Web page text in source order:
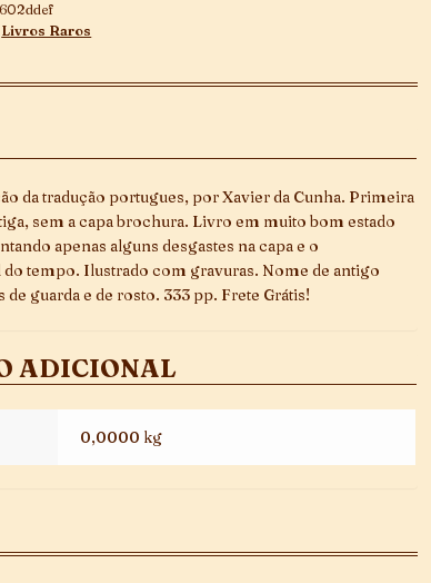
Livros Raros
da tradução portugues, por Xavier da Cunha. Primeira
sem a capa brochura. Livro em muito bom estado
apenas alguns desgastes na capa e o
tempo. Ilustrado com gravuras. Nome de antigo
guarda e de rosto. 333 pp. Frete Grátis!
ADICIONAL
0,0000 kg